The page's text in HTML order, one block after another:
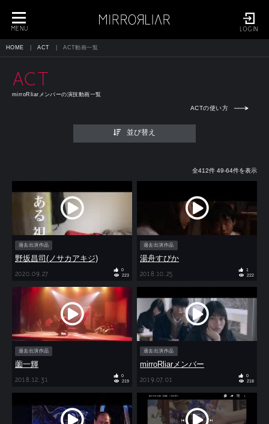
LOGIN
toggle
navigation
MENU
HOME ACT ACT動画一覧
ACT
mirroRliarメンバーの演技動画一覧
ACTの使い方
並び替え
全412件 49-64件を表示
過去出演作品
野坂昌司(ノサカアキジ)
2020.09.27
0
223
過去出演作品
湯舟すぴか
2018.10.25
1
222
過去出演作品
薗一輝
2018.12.31
0
219
過去出演作品
mirroRliarメンバー
2019.07.01
0
218